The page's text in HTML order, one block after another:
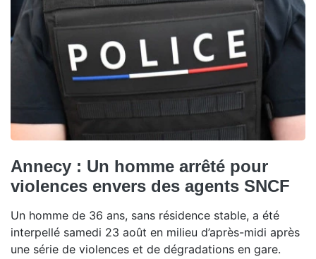
Annecy : Un homme arrêté pour
violences envers des agents SNCF
Un homme de 36 ans, sans résidence stable, a été
interpellé samedi 23 août en milieu d’après-midi après
une série de violences et de dégradations en gare.